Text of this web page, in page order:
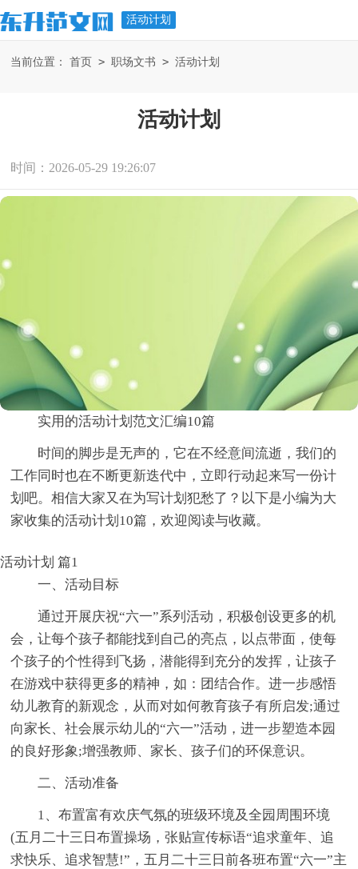
活动计划
当前位置： 首页 > 职场文书 > 活动计划
活动计划
时间：2026-05-29 19:26:07
实用的活动计划范文汇编10篇
时间的脚步是无声的，它在不经意间流逝，我们的
工作同时也在不断更新迭代中，立即行动起来写一份计
划吧。相信大家又在为写计划犯愁了？以下是小编为大
家收集的活动计划10篇，欢迎阅读与收藏。
活动计划 篇1
一、活动目标
通过开展庆祝“六一”系列活动，积极创设更多的机
会，让每个孩子都能找到自己的亮点，以点带面，使每
个孩子的个性得到飞扬，潜能得到充分的发挥，让孩子
在游戏中获得更多的精神，如：团结合作。进一步感悟
幼儿教育的新观念，从而对如何教育孩子有所启发;通过
向家长、社会展示幼儿的“六一”活动，进一步塑造本园
的良好形象;增强教师、家长、孩子们的环保意识。
二、活动准备
1、布置富有欢庆气氛的班级环境及全园周围环境
(五月二十三日布置操场，张贴宣传标语“追求童年、追
求快乐、追求智慧!”，五月二十三日前各班布置“六一”主